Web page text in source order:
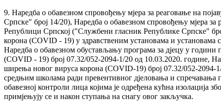
9. Наредба о обавезном спровођењу мјера за реаговање на
Српске" број 14/20), Наредба о обавезном спровођењу мјера
Републици Српској ("Службени гласник Републике Српске"
корона (COVID - 19) у здравственим установама и
Наредба о обавезном обустављању програма за дјецу у
(COVID - 19) број 07.32/052-2094-1/20 од 10.03.2020. године,
ширења новог вируса корона (COVID-19) број 07.32/052-2094-
средњим школама ради превентивног дјеловања и
обавезној контроли лица којима је одређена кућна
примјењују се и након ступања на снагу овог закључка.